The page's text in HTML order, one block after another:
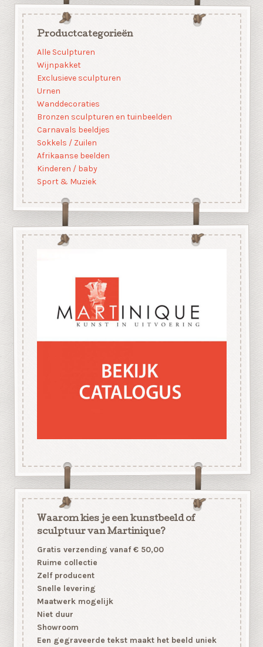
Productcategorieën
Alle Sculpturen
Wijnpakket
Exclusieve sculpturen
Urnen
Wanddecoraties
Bronzen sculpturen en tuinbeelden
Carnavals beeldjes
Sokkels / Zuilen
Afrikaanse beelden
Kinderen / baby
Sport & Muziek
Waarom kies je een kunstbeeld of
sculptuur van Martinique?
Gratis verzending vanaf € 50,00
Ruime collectie
Zelf producent
Snelle levering
Maatwerk mogelijk
Niet duur
Showroom
Een gegraveerde tekst maakt het beeld uniek